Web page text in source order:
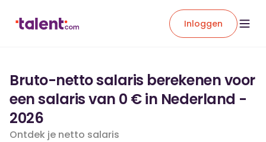
Inloggen
Bruto-netto salaris berekenen voor
een salaris van 0 € in Nederland -
2026
Ontdek je netto salaris